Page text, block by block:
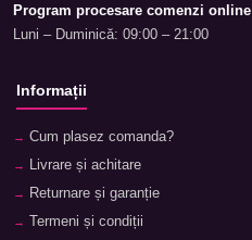
Program procesare comenzi online
Luni – Duminică: 09:00 – 21:00
Informații
Cum plasez comanda?
Livrare și achitare
Returnare și garanție
Termeni și condiții